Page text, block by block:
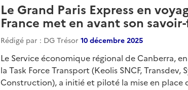
Le Grand Paris Express en
France met en avant son
Rédigé par : DG Trésor 10 décembre 2025
Le Service économique régional de Canberra,
la Task Force Transport (Keolis SNCF, Transdev,
Construction), a initié et piloté la mise en place